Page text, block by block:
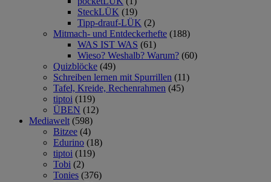
SteckLÜK (19)
Tipp-drauf-LÜK (2)
Mitmach- und Entdeckerhefte (188)
WAS IST WAS (61)
Wieso? Weshalb? Warum? (60)
Quizblöcke (49)
Schreiben lernen mit Spurrillen (11)
Tafel, Kreide, Rechenrahmen (45)
tiptoi (119)
ÜBEN (12)
Mediawelt (598)
Bitzee (4)
Edurino (18)
tiptoi (119)
Tobi (2)
Tonies (376)